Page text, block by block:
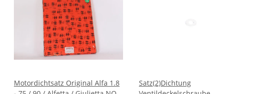
Motordichtsatz Original Alfa 1.8
Satz(2)Dichtung